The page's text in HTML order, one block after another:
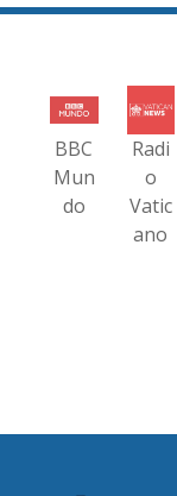
BBC
Mun
do
Radi
o
Vatic
ano